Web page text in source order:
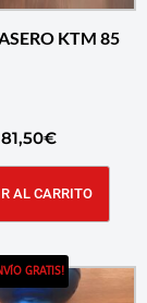
TRASERO KTM 85
€
AL CARRITO
GRATIS!